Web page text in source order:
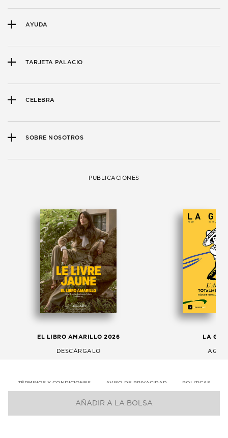
AÑADIR A LA BOLSA
AYUDA
TARJETA PALACIO
CELEBRA
SOBRE NOSOTROS
PUBLICACIONES
EL LIBRO AMARILLO 2026
DESCÁRGALO
LA
TÉRMINOS Y CONDICIONES AVISO DE PRIVACIDAD POLITICAS